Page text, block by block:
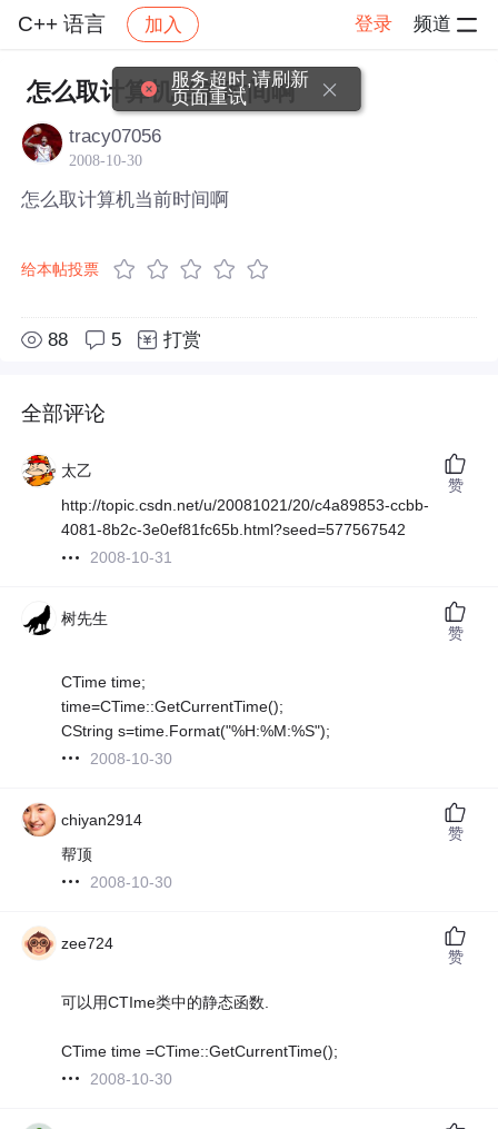
C++ 语言 加入 登录 频道
社区 C++ 语言 帖子详情
怎么取计算机当前时间啊
tracy07056
2008-10-30
怎么取计算机当前时间啊
给本帖投票
88 5 打赏
全部评论
太乙
http://topic.csdn.net/u/20081021/20/c4a89853-ccbb-
4081-8b2c-3e0ef81fc65b.html?seed=577567542
2008-10-31
赞
树先生
CTime time;
time=CTime::GetCurrentTime();
CString s=time.Format("%H:%M:%S");
2008-10-30
赞
chiyan2914
帮顶
2008-10-30
赞
zee724
可以用CTIme类中的静态函数.
CTime time =CTime::GetCurrentTime();
2008-10-30
赞
服务超时,请刷新
页面重试